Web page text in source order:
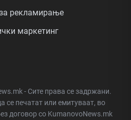
рекламирање
маркетинг
- Сите права се задржани.
се печатат или емитуваат, во
договор со KumanovoNews.mk